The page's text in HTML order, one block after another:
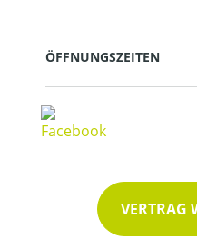
ÖFFNUNGSZEITEN
VERTRAG